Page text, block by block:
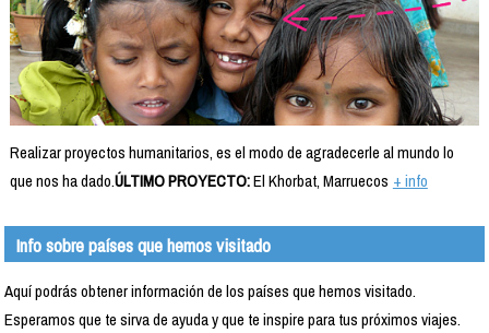
Realizar proyectos humanitarios, es el modo de agradecerle al mundo lo
que nos ha dado.ÚLTIMO PROYECTO:El Khorbat, Marruecos + info
Info sobre países que hemos visitado
Aquí podrás obtener información de los países que hemos visitado.
Esperamos que te sirva de ayuda y que te inspire para tus próximos viajes.